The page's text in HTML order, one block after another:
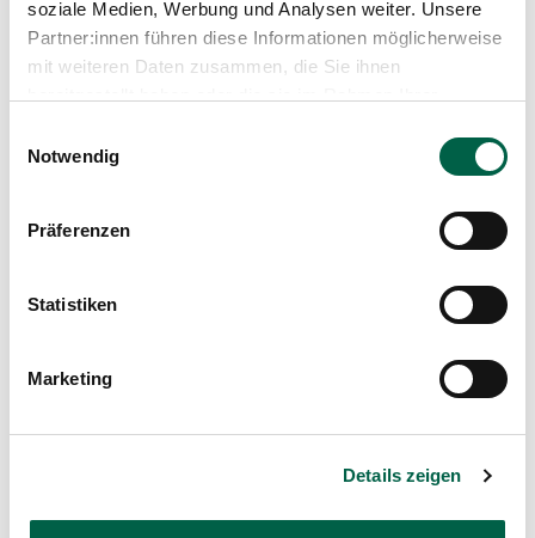
soziale Medien, Werbung und Analysen weiter. Unsere
Partner:innen führen diese Informationen möglicherweise
mit weiteren Daten zusammen, die Sie ihnen
Notwendig
Präferenzen
Statistiken
Marketing
Details zeigen
Corner Osteotomy: Correction
Thieme Verlag
patterns and muscle activity: patients with
asymptomatic controls